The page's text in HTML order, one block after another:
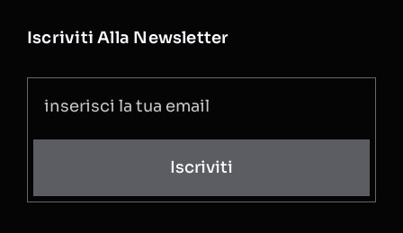
Iscriviti Alla Newsletter
Iscriviti